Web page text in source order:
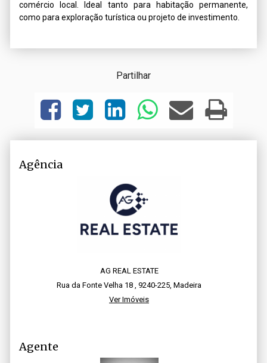
Partilhar
Agência
AG REAL ESTATE
Rua da Fonte Velha 18 , 9240-225, Madeira
Ver Imóveis
Agente
comércio local. Ideal tanto para habitação permanente,
como para exploração turística ou projeto de investimento.